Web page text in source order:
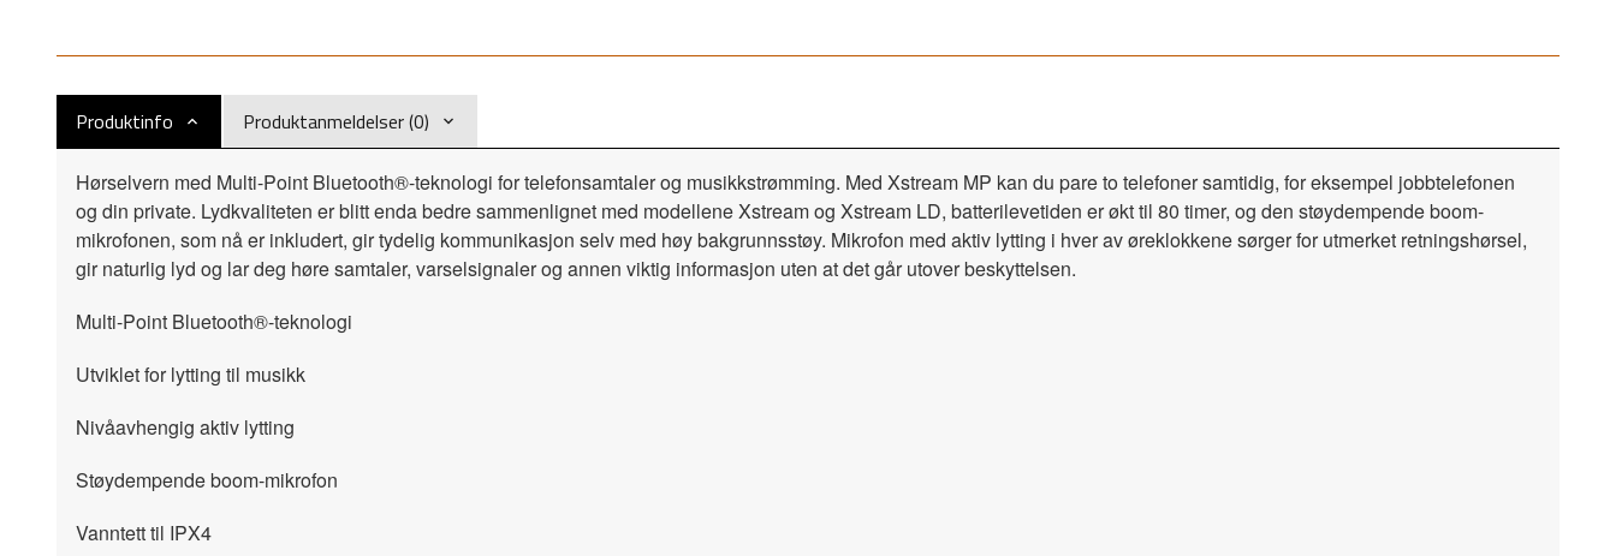
Produktinfo Produktanmeldelser (0)
Hørselvern med Multi-Point Bluetooth®-teknologi for telefonsamtaler og musikkstrømming. Med Xstream MP kan du pare to telefoner samtidig, for eksempel jobbtelefonen
og din private. Lydkvaliteten er blitt enda bedre sammenlignet med modellene Xstream og Xstream LD, batterilevetiden er økt til 80 timer, og den støydempende boom-
mikrofonen, som nå er inkludert, gir tydelig kommunikasjon selv med høy bakgrunnsstøy. Mikrofon med aktiv lytting i hver av øreklokkene sørger for utmerket retningshørsel,
gir naturlig lyd og lar deg høre samtaler, varselsignaler og annen viktig informasjon uten at det går utover beskyttelsen.
Multi-Point Bluetooth®-teknologi
Utviklet for lytting til musikk
Nivåavhengig aktiv lytting
Støydempende boom-mikrofon
Vanntett til IPX4